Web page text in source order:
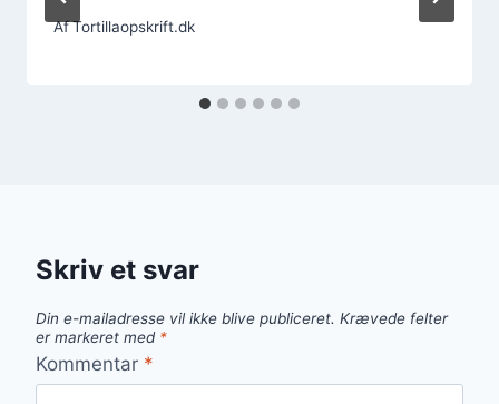
AfTortillaopskrift.dk
Skriv et svar
Din e-mailadresse vil ikke blive publiceret. Krævede felter
er markeret med *
Kommentar *